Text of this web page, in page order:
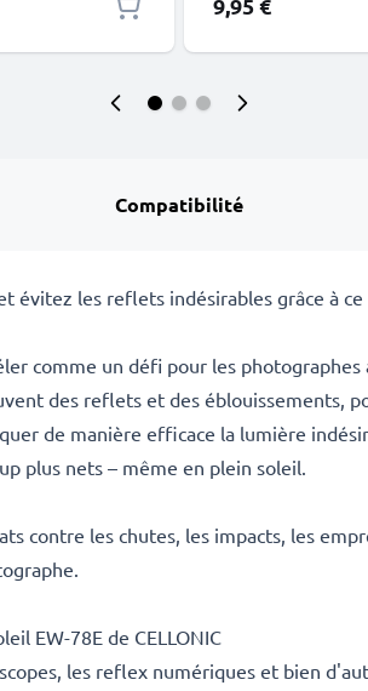
Compatibilité
évitez les reflets indésirables grâce à
comme un défi pour les
des reflets et des éblouissements,
de manière efficace la lumière
plus nets – même en plein soleil.
contre les chutes, les impacts, les
EW-78E de CELLONIC
les reflex numériques et bien